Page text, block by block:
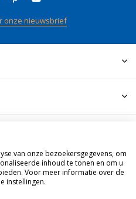
onze nieuwsbrief
van onze bezoekersgegevens, om
inhoud te tonen en om u
Voor meer informatie over de
instellingen.